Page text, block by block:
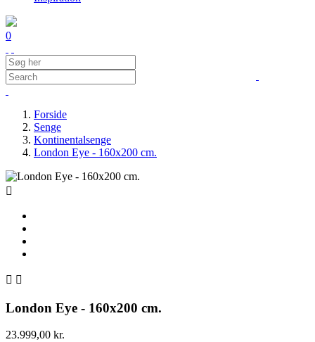
0
Forside
Senge
Kontinentalsenge
London Eye - 160x200 cm.

 
London Eye - 160x200 cm.
23.999,00 kr.